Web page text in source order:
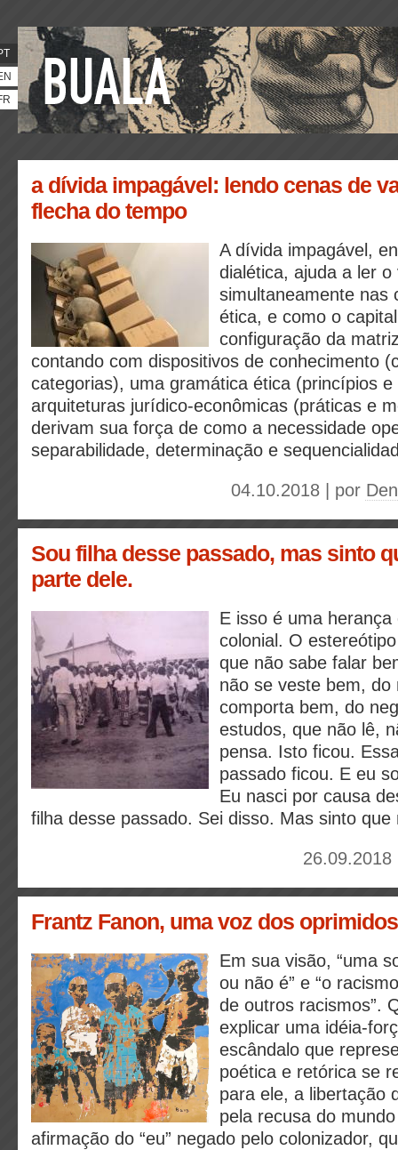
a dívida impagável: lendo cenas de
flecha do tempo
A dívida impagável,
dialética, ajuda a ler o
simultaneamente nas
ética, e como o
configuração da
contando com dispositivos de conhecimento
categorias), uma gramática ética (princípios
arquiteturas jurídico-econômicas (práticas e
derivam sua força de como a necessidade
separabilidade, determinação e
04.10.2018 | por
Sou filha desse passado, mas sinto
parte dele.
E isso é uma herança
colonial. O
que não sabe falar
não se veste bem, do
comporta bem, do
estudos, que não lê,
pensa. Isto ficou.
passado ficou. E eu
Eu nasci por causa
filha desse passado. Sei disso. Mas sinto
Frantz Fanon, uma voz dos oprimidos
Em sua visão, “uma
ou não é” e “o
de outros racismos”.
explicar uma idéia-
escândalo que
poética e retórica se
para ele, a libertação
pela recusa do
afirmação do “eu” negado pelo colonizador,